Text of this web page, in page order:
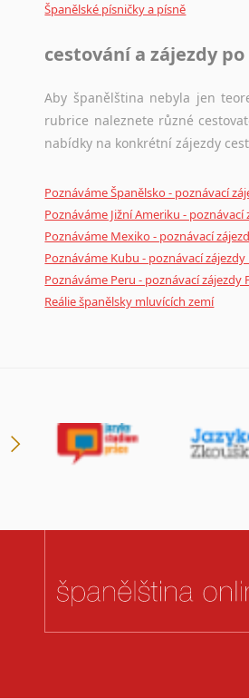
Španělské písničky a písně
cestování a zájezdy
Aby španělština nebyla jen
rubrice naleznete různé
nabídky na konkrétní zájezdy
Poznáváme Španělsko - poznávací
Poznáváme Jižní Ameriku - poznávací
Poznáváme Mexiko - poznávací
Poznáváme Kubu - poznávací zájezdy
Poznáváme Peru - poznávací zájezdy
Reálie španělsky mluvících zemí